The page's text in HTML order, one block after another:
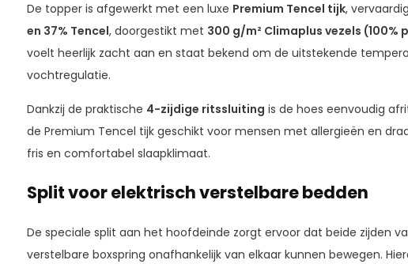
De topper is afgewerkt met een luxe Premium Tencel tijk,
en 37% Tencel, doorgestikt met 300 g/m² Climaplus vezels (100%
voelt heerlijk zacht aan en staat bekend om de uitstekende
vochtregulatie.
Dankzij de praktische 4-zijdige ritssluiting is de hoes eenvoudig
de Premium Tencel tijk geschikt voor mensen met allergieën en
fris en comfortabel slaapklimaat.
Split voor elektrisch verstelbare bedden
De speciale split aan het hoofdeinde zorgt ervoor dat beide zijden
verstelbare boxspring onafhankelijk van elkaar kunnen bewegen.